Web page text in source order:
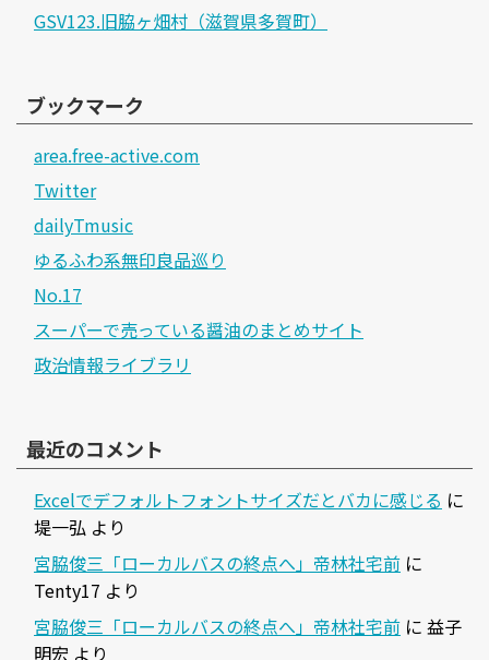
GSV123.旧脇ヶ畑村（滋賀県多賀町）
ブックマーク
area.free-active.com
Twitter
dailyTmusic
ゆるふわ系無印良品巡り
No.17
スーパーで売っている醤油のまとめサイト
政治情報ライブラリ
最近のコメント
Excelでデフォルトフォントサイズだとバカに感じる に
堤一弘 より
宮脇俊三「ローカルバスの終点へ」帝林社宅前 に
Tenty17 より
宮脇俊三「ローカルバスの終点へ」帝林社宅前 に 益子
明宏 より